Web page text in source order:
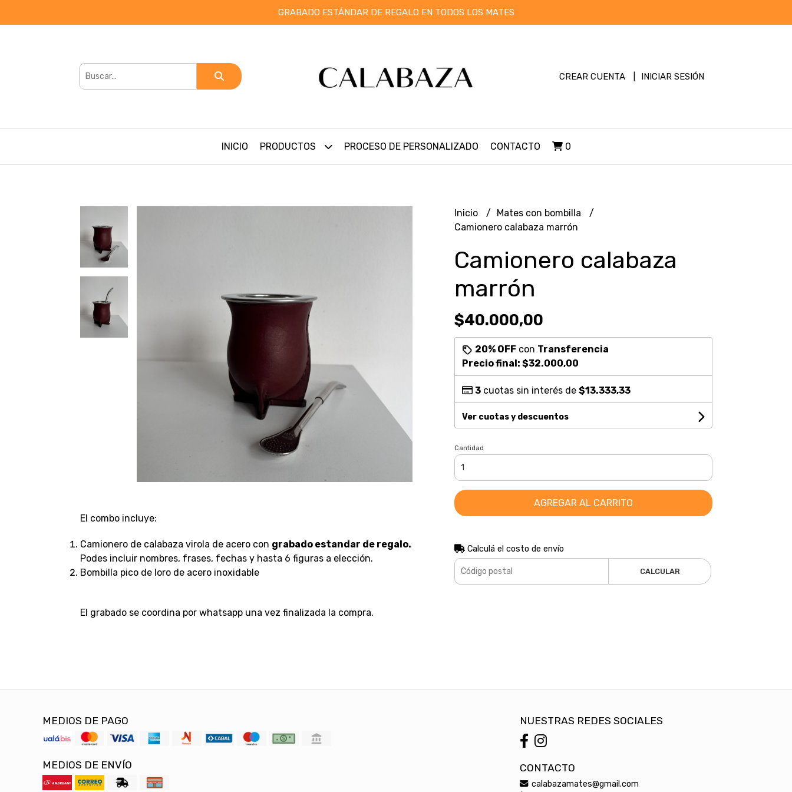
GRABADO ESTÁNDAR DE REGALO EN TODOS LOS MATES
CREAR CUENTA INICIAR SESIÓN
INICIO PRODUCTOS PROCESO DE PERSONALIZADO CONTACTO 0
El combo incluye:
Camionero de calabaza virola de acero con grabado estandar de regalo.
Podes incluir nombres, frases, fechas y hasta 6 figuras a elección.
Bombilla pico de loro de acero inoxidable
El grabado se coordina por whatsapp una vez finalizada la compra.
Inicio
Mates con bombilla
Camionero calabaza marrón
Camionero calabaza
marrón
$40.000,00
20% OFF con Transferencia
Precio final: $32.000,00
3cuotas sin interés de $13.333,33
Ver cuotas y descuentos
Cantidad
AGREGAR AL CARRITO
Calculá el costo de envío
CALCULAR
MEDIOS DE PAGO
MEDIOS DE ENVÍO
NUESTRAS REDES SOCIALES
CONTACTO
calabazamates@gmail.com